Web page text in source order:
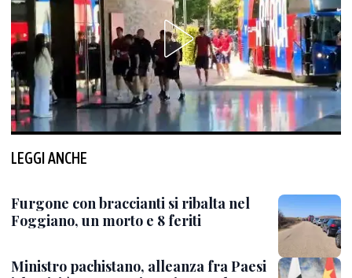
LEGGI ANCHE
Furgone con braccianti si ribalta nel
Foggiano, un morto e 8 feriti
Ministro pachistano, alleanza fra Paesi